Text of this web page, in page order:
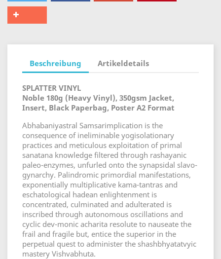
Beschreibung Artikeldetails
SPLATTER VINYL
Noble 180g (Heavy Vinyl), 350gsm Jacket,
Insert, Black Paperbag, Poster A2 Format
Abhabaniyastral Samsarimplication is the
consequence of ineliminable yogisolationary
practices and meticulous exploitation of primal
sanatana knowledge filtered through rashayanic
paleo-enzymes, unfurled onto the synapsidal slavo-
gynarchy. Palindromic primordial manifestations,
exponentially multiplicative kama-tantras and
eschatological hadean enlightenment is
concentrated, culminated and adulterated is
inscribed through autonomous oscillations and
cyclic dev-monic acharita resolute to nauseate the
frail and fragile but, entice the superior in the
perpetual quest to administer the shashbhyatatvyic
mastery Vishvabhuta.